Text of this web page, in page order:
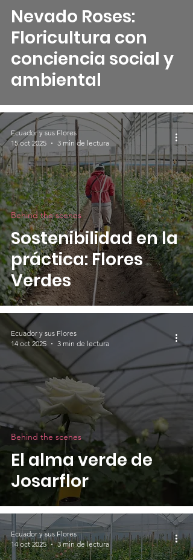
Nevado Roses:
Floricultura con
conciencia social y
ambiental
Sostenibilidad en la
práctica: Flores
Verdes
Behind the scenes
Ecuador y sus Flores
15 oct 2025
3 min de lectura
El alma verde de
Josarflor
Behind the scenes
Ecuador y sus Flores
14 oct 2025
3 min de lectura
Ecuador y sus Flores
14 oct 2025
3 min de lectura